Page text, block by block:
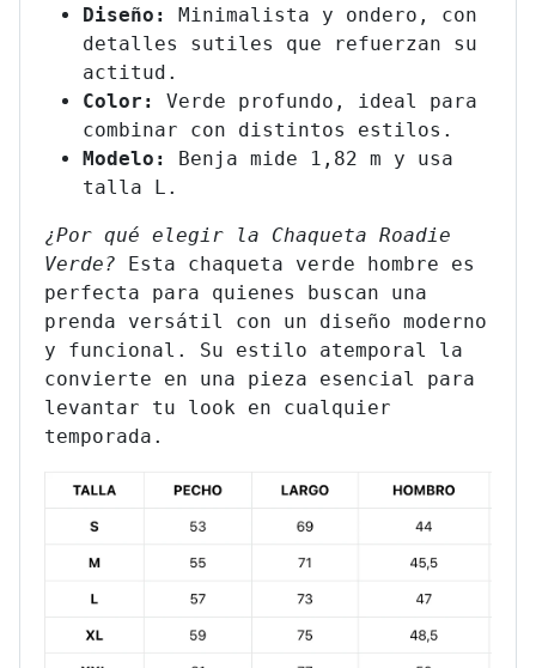
Diseño: Minimalista y ondero, con
detalles sutiles que refuerzan su
actitud.
Color: Verde profundo, ideal para
combinar con distintos estilos.
Modelo:
Benja mide 1,82 m y usa
talla L.
¿Por qué elegir la Chaqueta Roadie
Verde? Esta chaqueta verde hombre es
perfecta para quienes buscan una
prenda versátil con un diseño moderno
y funcional. Su estilo atemporal la
convierte en una pieza esencial para
levantar tu look en cualquier
temporada.